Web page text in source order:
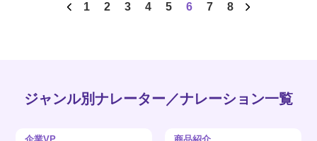
1 2 3 4 5 6 7 8
ジャンル別ナレーター／ナレーション一覧
企業VP 商品紹介